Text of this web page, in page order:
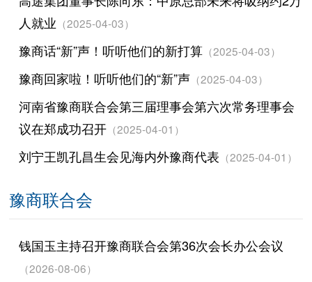
人就业 （2025-04-03）
豫商话“新”声！听听他们的新打算（2025-04-03）
豫商回家啦！听听他们的“新”声（2025-04-03）
河南省豫商联合会第三届理事会第六次常务理事会
议在郑成功召开（2025-04-01）
刘宁王凯孔昌生会见海内外豫商代表 （2025-04-01）
豫商联合会
钱国玉主持召开豫商联合会第36次会长办公会议
（2026-08-06）